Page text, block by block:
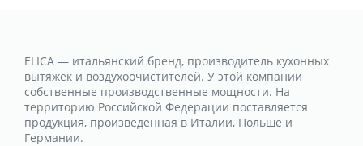
ELICA — итальянский бренд, производитель кухонных
вытяжек и воздухоочистителей. У этой компании
собственные производственные мощности. На
территорию Российской Федерации поставляется
продукция, произведенная в Италии, Польше и
Германии.